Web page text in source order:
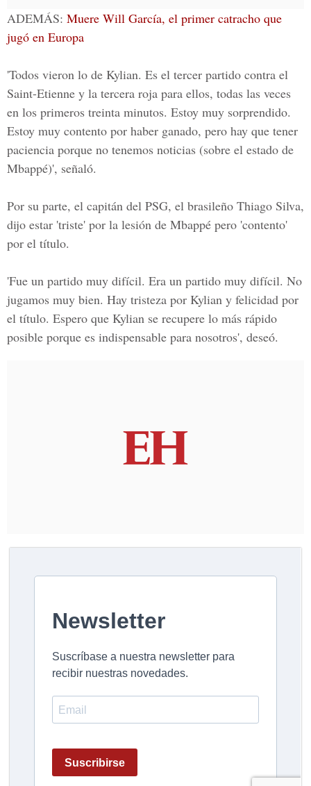
ADEMÁS: Muere Will García, el primer catracho que
jugó en Europa
'Todos vieron lo de Kylian. Es el tercer partido contra el
Saint-Etienne y la tercera roja para ellos, todas las veces
en los primeros treinta minutos. Estoy muy sorprendido.
Estoy muy contento por haber ganado, pero hay que tener
paciencia porque no tenemos noticias (sobre el estado de
Mbappé)', señaló.
Por su parte, el capitán del PSG, el brasileño Thiago Silva,
dijo estar 'triste' por la lesión de Mbappé pero 'contento'
por el título.
'Fue un partido muy difícil. Era un partido muy difícil. No
jugamos muy bien. Hay tristeza por Kylian y felicidad por
el título. Espero que Kylian se recupere lo más rápido
posible porque es indispensable para nosotros', deseó.